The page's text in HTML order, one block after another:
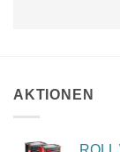
AKTIONEN